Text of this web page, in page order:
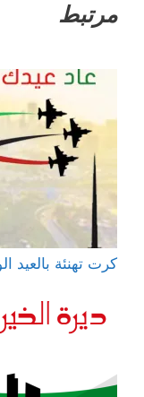
مرتبط
كرت تهنئة بالعيد